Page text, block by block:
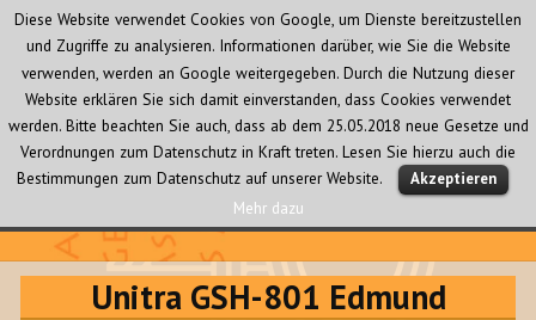
Audio Creativ
MENÜ
UND
Unitra GSH-801 Edmund
Diese Website verwendet Cookies von Google, um Dienste bereitzustellen
und Zugriffe zu analysieren. Informationen darüber, wie Sie die Website
verwenden, werden an Google weitergegeben. Durch die Nutzung dieser
Website erklären Sie sich damit einverstanden, dass Cookies verwendet
werden. Bitte beachten Sie auch, dass ab dem 25.05.2018 neue Gesetze und
Verordnungen zum Datenschutz in Kraft treten. Lesen Sie hierzu auch die
Bestimmungen zum Datenschutz auf unserer Website.
Akzeptieren
Mehr dazu